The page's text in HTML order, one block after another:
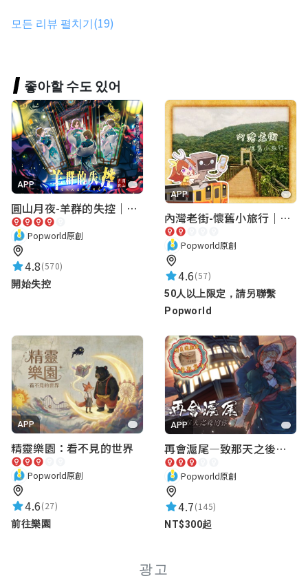
愛心蔥
糜爛的垃圾
2020-10-31 04:59:56 ★★★★★
哇月亮好大
流浪の猫
2020-10-31 04:54:07
★★★★★
希望別人不會把我當瘋子
2020-10-31 04:50:17
★★★★★
4.50分好冷
其實我喜歡湯包
2020-10-31 04:39:54
★★★★★
北商優秀
모든 리뷰 펼치기(19)
좋아할 수도 있어
APP
圓山月夜-羊群的失控｜圓山飯店 ARG實境解謎遊戲
Popworld原創
4.8(570)
開始失控
APP
內灣老街-懷舊小旅行｜新竹老街城市解謎
Popworld原創
4.6(57)
50人以上限定，請另聯繫
Popworld
APP
精靈樂園：看不見的世界
Popworld原創
4.6(27)
前往樂園
APP
再會滬尾—致那天之後的你｜淡水老街實境遊戲｜實體遊戲盒
Popworld原創
4.7(145)
NT$300起
광고